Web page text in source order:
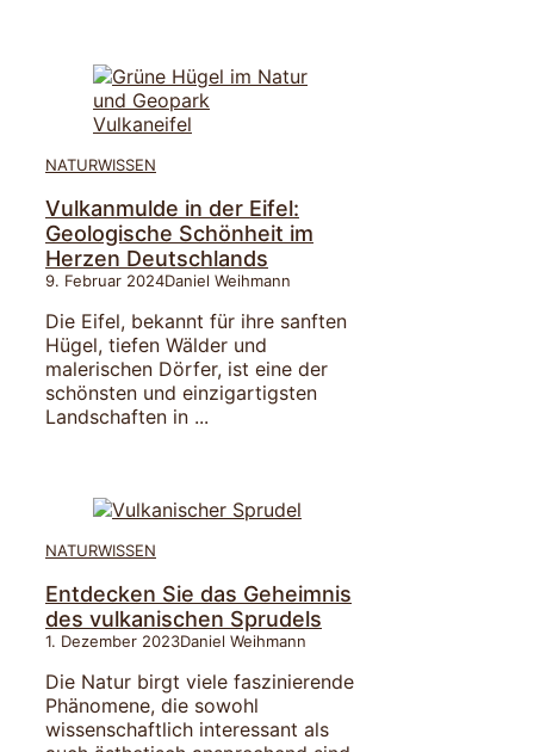
NATURWISSEN
Vulkanmulde in der Eifel:
Geologische Schönheit im
Herzen Deutschlands
9. Februar 2024Daniel Weihmann
Die Eifel, bekannt für ihre sanften
Hügel, tiefen Wälder und
malerischen Dörfer, ist eine der
schönsten und einzigartigsten
Landschaften in ...
NATURWISSEN
Entdecken Sie das Geheimnis
des vulkanischen Sprudels
1. Dezember 2023Daniel Weihmann
Die Natur birgt viele faszinierende
Phänomene, die sowohl
wissenschaftlich interessant als